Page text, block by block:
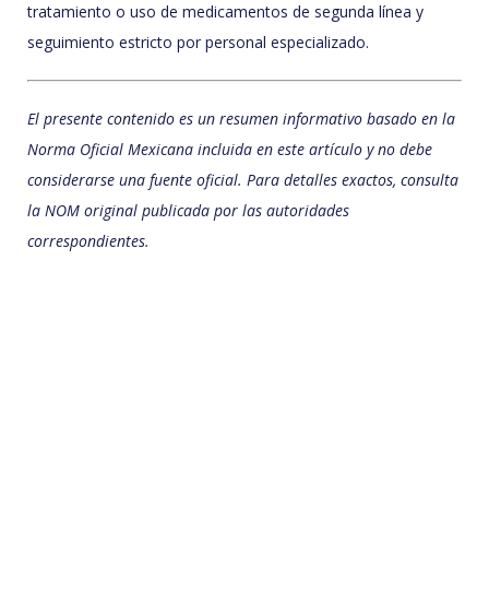
tratamiento o uso de medicamentos de segunda línea y
seguimiento estricto por personal especializado.
El presente contenido es un resumen informativo basado en la
Norma Oficial Mexicana incluida en este artículo y no debe
considerarse una fuente oficial. Para detalles exactos, consulta
la NOM original publicada por las autoridades
correspondientes.